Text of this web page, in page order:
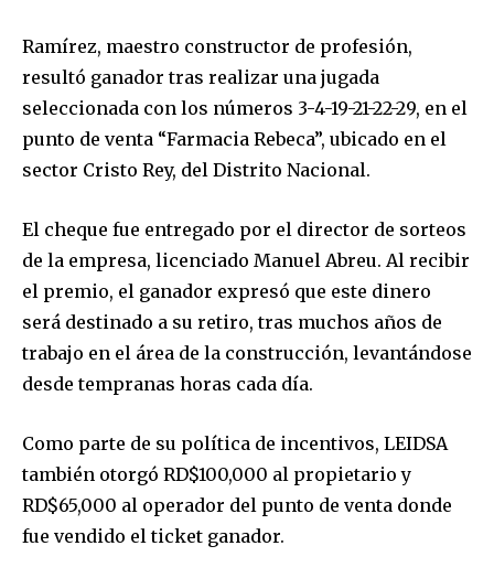
Ramírez, maestro constructor de profesión,
resultó ganador tras realizar una jugada
seleccionada con los números 3-4-19-21-22-29, en el
punto de venta “Farmacia Rebeca”, ubicado en el
sector Cristo Rey, del Distrito Nacional.
El cheque fue entregado por el director de sorteos
de la empresa, licenciado Manuel Abreu. Al recibir
el premio, el ganador expresó que este dinero
será destinado a su retiro, tras muchos años de
trabajo en el área de la construcción, levantándose
desde tempranas horas cada día.
Como parte de su política de incentivos, LEIDSA
también otorgó RD$100,000 al propietario y
RD$65,000 al operador del punto de venta donde
fue vendido el ticket ganador.